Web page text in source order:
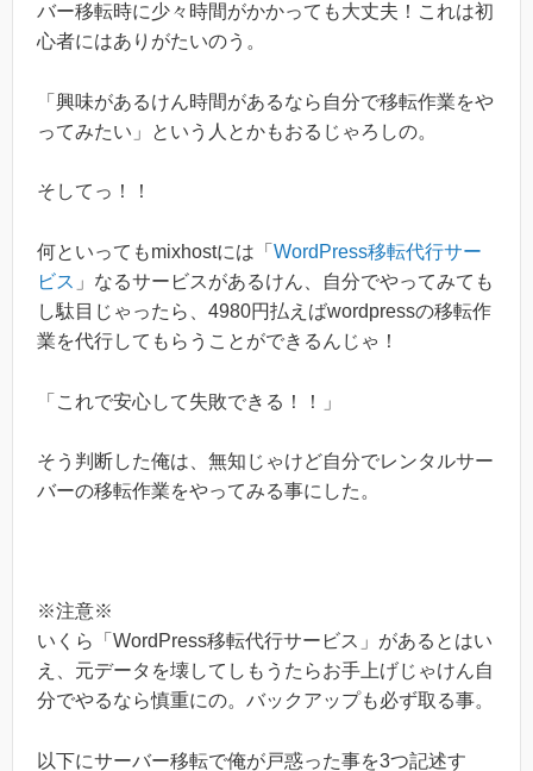
バー移転時に少々時間がかかっても大丈夫！これは初
心者にはありがたいのう。
「興味があるけん時間があるなら自分で移転作業をや
ってみたい」という人とかもおるじゃろしの。
そしてっ！！
何といってもmixhostには「 WordPress移転代行サー
ビス 」なるサービスがあるけん、自分でやってみても
し駄目じゃったら、4980円払えばwordpressの移転作
業を代行してもらうことができるんじゃ！
「これで安心して失敗できる！！」
そう判断した俺は、無知じゃけど自分でレンタルサー
バーの移転作業をやってみる事にした。
※注意※
いくら「WordPress移転代行サービス」があるとはい
え、元データを壊してしもうたらお手上げじゃけん自
分でやるなら慎重にの。バックアップも必ず取る事。
以下にサーバー移転で俺が戸惑った事を3つ記述す